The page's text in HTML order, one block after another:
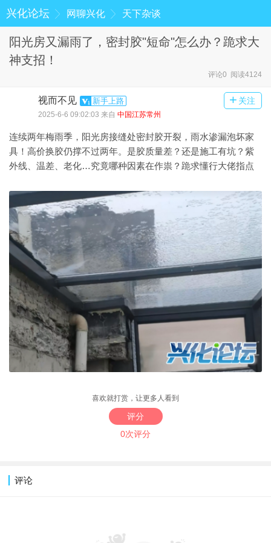
兴化论坛 网聊兴化 天下杂谈
阳光房又漏雨了，密封胶"短命"怎么办？跪求大
神支招！
评论0 阅读4124
视而不见 新手上路
2025-6-6 09:02:03 来自 中国江苏常州
+ 关注
连续两年梅雨季，阳光房接缝处密封胶开裂，雨水渗漏泡坏家
具！高价换胶仍撑不过两年。是胶质量差？还是施工有坑？紫
外线、温差、老化…究竟哪种因素在作祟？跪求懂行大佬指点
喜欢就打赏，让更多人看到
评分
0次评分
评论